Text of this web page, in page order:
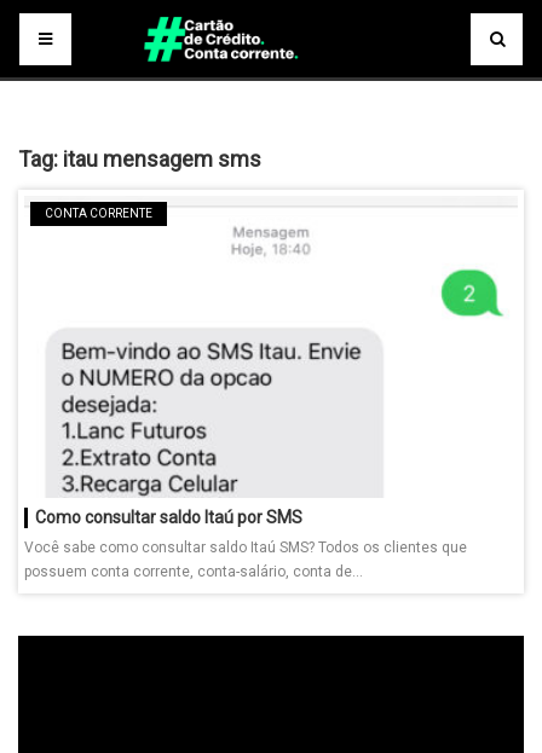
Tag: itau mensagem sms
CONTA CORRENTE
Como consultar saldo Itaú por SMS
Você sabe como consultar saldo Itaú SMS? Todos os clientes que
possuem conta corrente, conta-salário, conta de...